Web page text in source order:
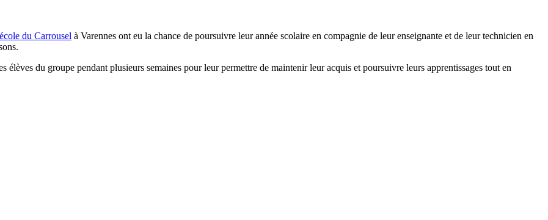
école du Carrousel à Varennes ont eu la chance de poursuivre leur année scolaire en compagnie de leur enseignante et de leur technicien en
du groupe pendant plusieurs semaines pour leur permettre de maintenir leur acquis et poursuivre leurs apprentissages tout en